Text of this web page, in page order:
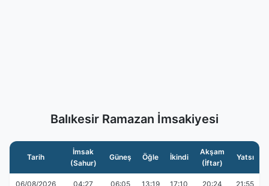
Balıkesir Ramazan İmsakiyesi
Tarih
İmsak
(Sahur)
Güneş Öğle İkindi
Akşam
(İftar)
Yatsı
06/08/2026 04:27 06:05 13:19 17:10 20:24 21:55